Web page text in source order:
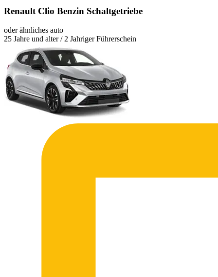
Renault Clio Benzin Schaltgetriebe
oder ähnliches auto
25 Jahre und alter / 2 Jahriger Führerschein